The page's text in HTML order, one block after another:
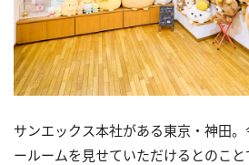
サンエックス本社がある東京・神田
ールームを見せていただけるとのこ